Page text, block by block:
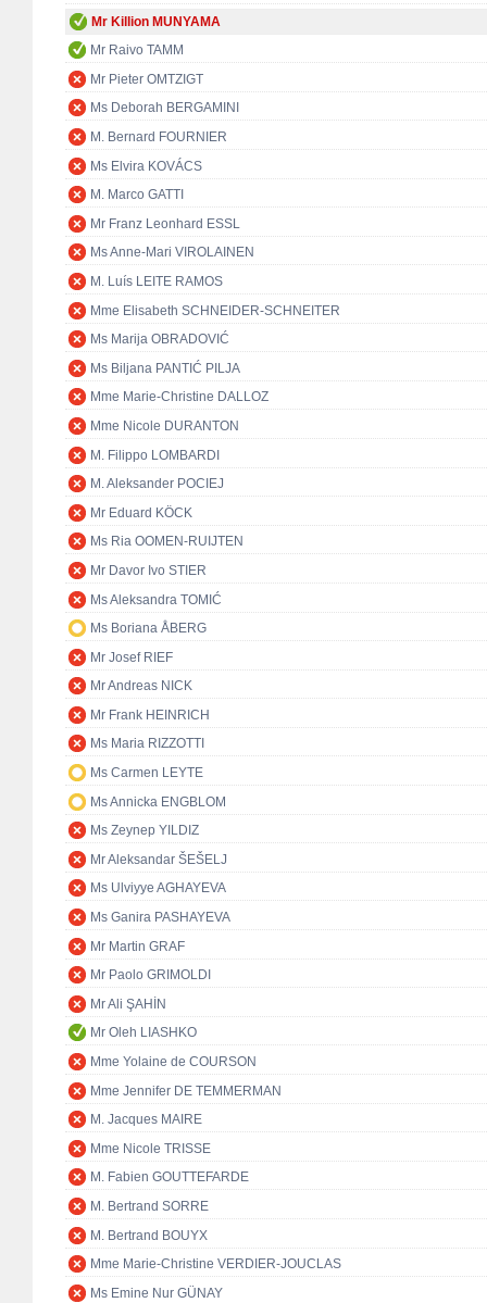
Mr Killion MUNYAMA
Mr Raivo TAMM
Mr Pieter OMTZIGT
Ms Deborah BERGAMINI
M. Bernard FOURNIER
Ms Elvira KOVÁCS
M. Marco GATTI
Mr Franz Leonhard ESSL
Ms Anne-Mari VIROLAINEN
M. Luís LEITE RAMOS
Mme Elisabeth SCHNEIDER-SCHNEITER
Ms Marija OBRADOVIĆ
Ms Biljana PANTIĆ PILJA
Mme Marie-Christine DALLOZ
Mme Nicole DURANTON
M. Filippo LOMBARDI
M. Aleksander POCIEJ
Mr Eduard KÖCK
Ms Ria OOMEN-RUIJTEN
Mr Davor Ivo STIER
Ms Aleksandra TOMIĆ
Ms Boriana ÅBERG
Mr Josef RIEF
Mr Andreas NICK
Mr Frank HEINRICH
Ms Maria RIZZOTTI
Ms Carmen LEYTE
Ms Annicka ENGBLOM
Ms Zeynep YILDIZ
Mr Aleksandar ŠEŠELJ
Ms Ulviyye AGHAYEVA
Ms Ganira PASHAYEVA
Mr Martin GRAF
Mr Paolo GRIMOLDI
Mr Ali ŞAHİN
Mr Oleh LIASHKO
Mme Yolaine de COURSON
Mme Jennifer DE TEMMERMAN
M. Jacques MAIRE
Mme Nicole TRISSE
M. Fabien GOUTTEFARDE
M. Bertrand SORRE
M. Bertrand BOUYX
Mme Marie-Christine VERDIER-JOUCLAS
Ms Emine Nur GÜNAY